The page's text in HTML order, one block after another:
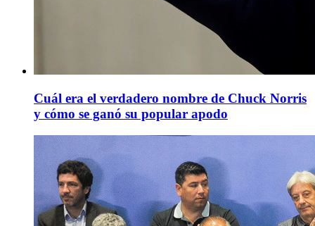
Cuál era el verdadero nombre de Chuck Norris
y cómo se ganó su popular apodo